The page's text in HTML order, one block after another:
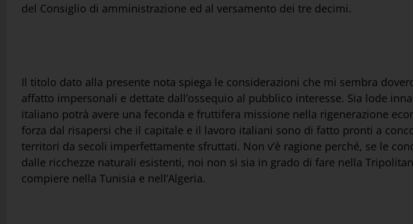
del Consiglio di amministrazione ed al versamento dei tre decimi.
Il titolo dato alla presente nota spiega le considerazioni che mi sembra
affatto impersonali e dettate dall’ossequio al pubblico interesse. Sia lode
italiano potrà avere una feconda e fruttifera missione nella rigenerazione
forza dal risapersi che il capitale e il lavoro italiani sono di fatto pronti a
territori da secoli imperfettamente sfruttati. Non v’è ragione perché, se le
dalle ricchezze naturali esistenti, noi non si sia in grado di fare nella
compiere nella Tunisia e nell’Algeria.